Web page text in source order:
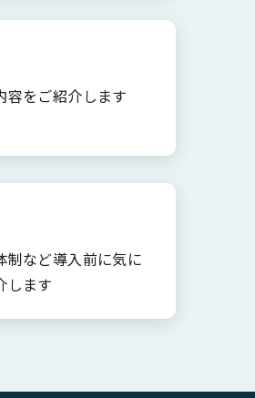
容をご紹介します
制など導入前に気に
します